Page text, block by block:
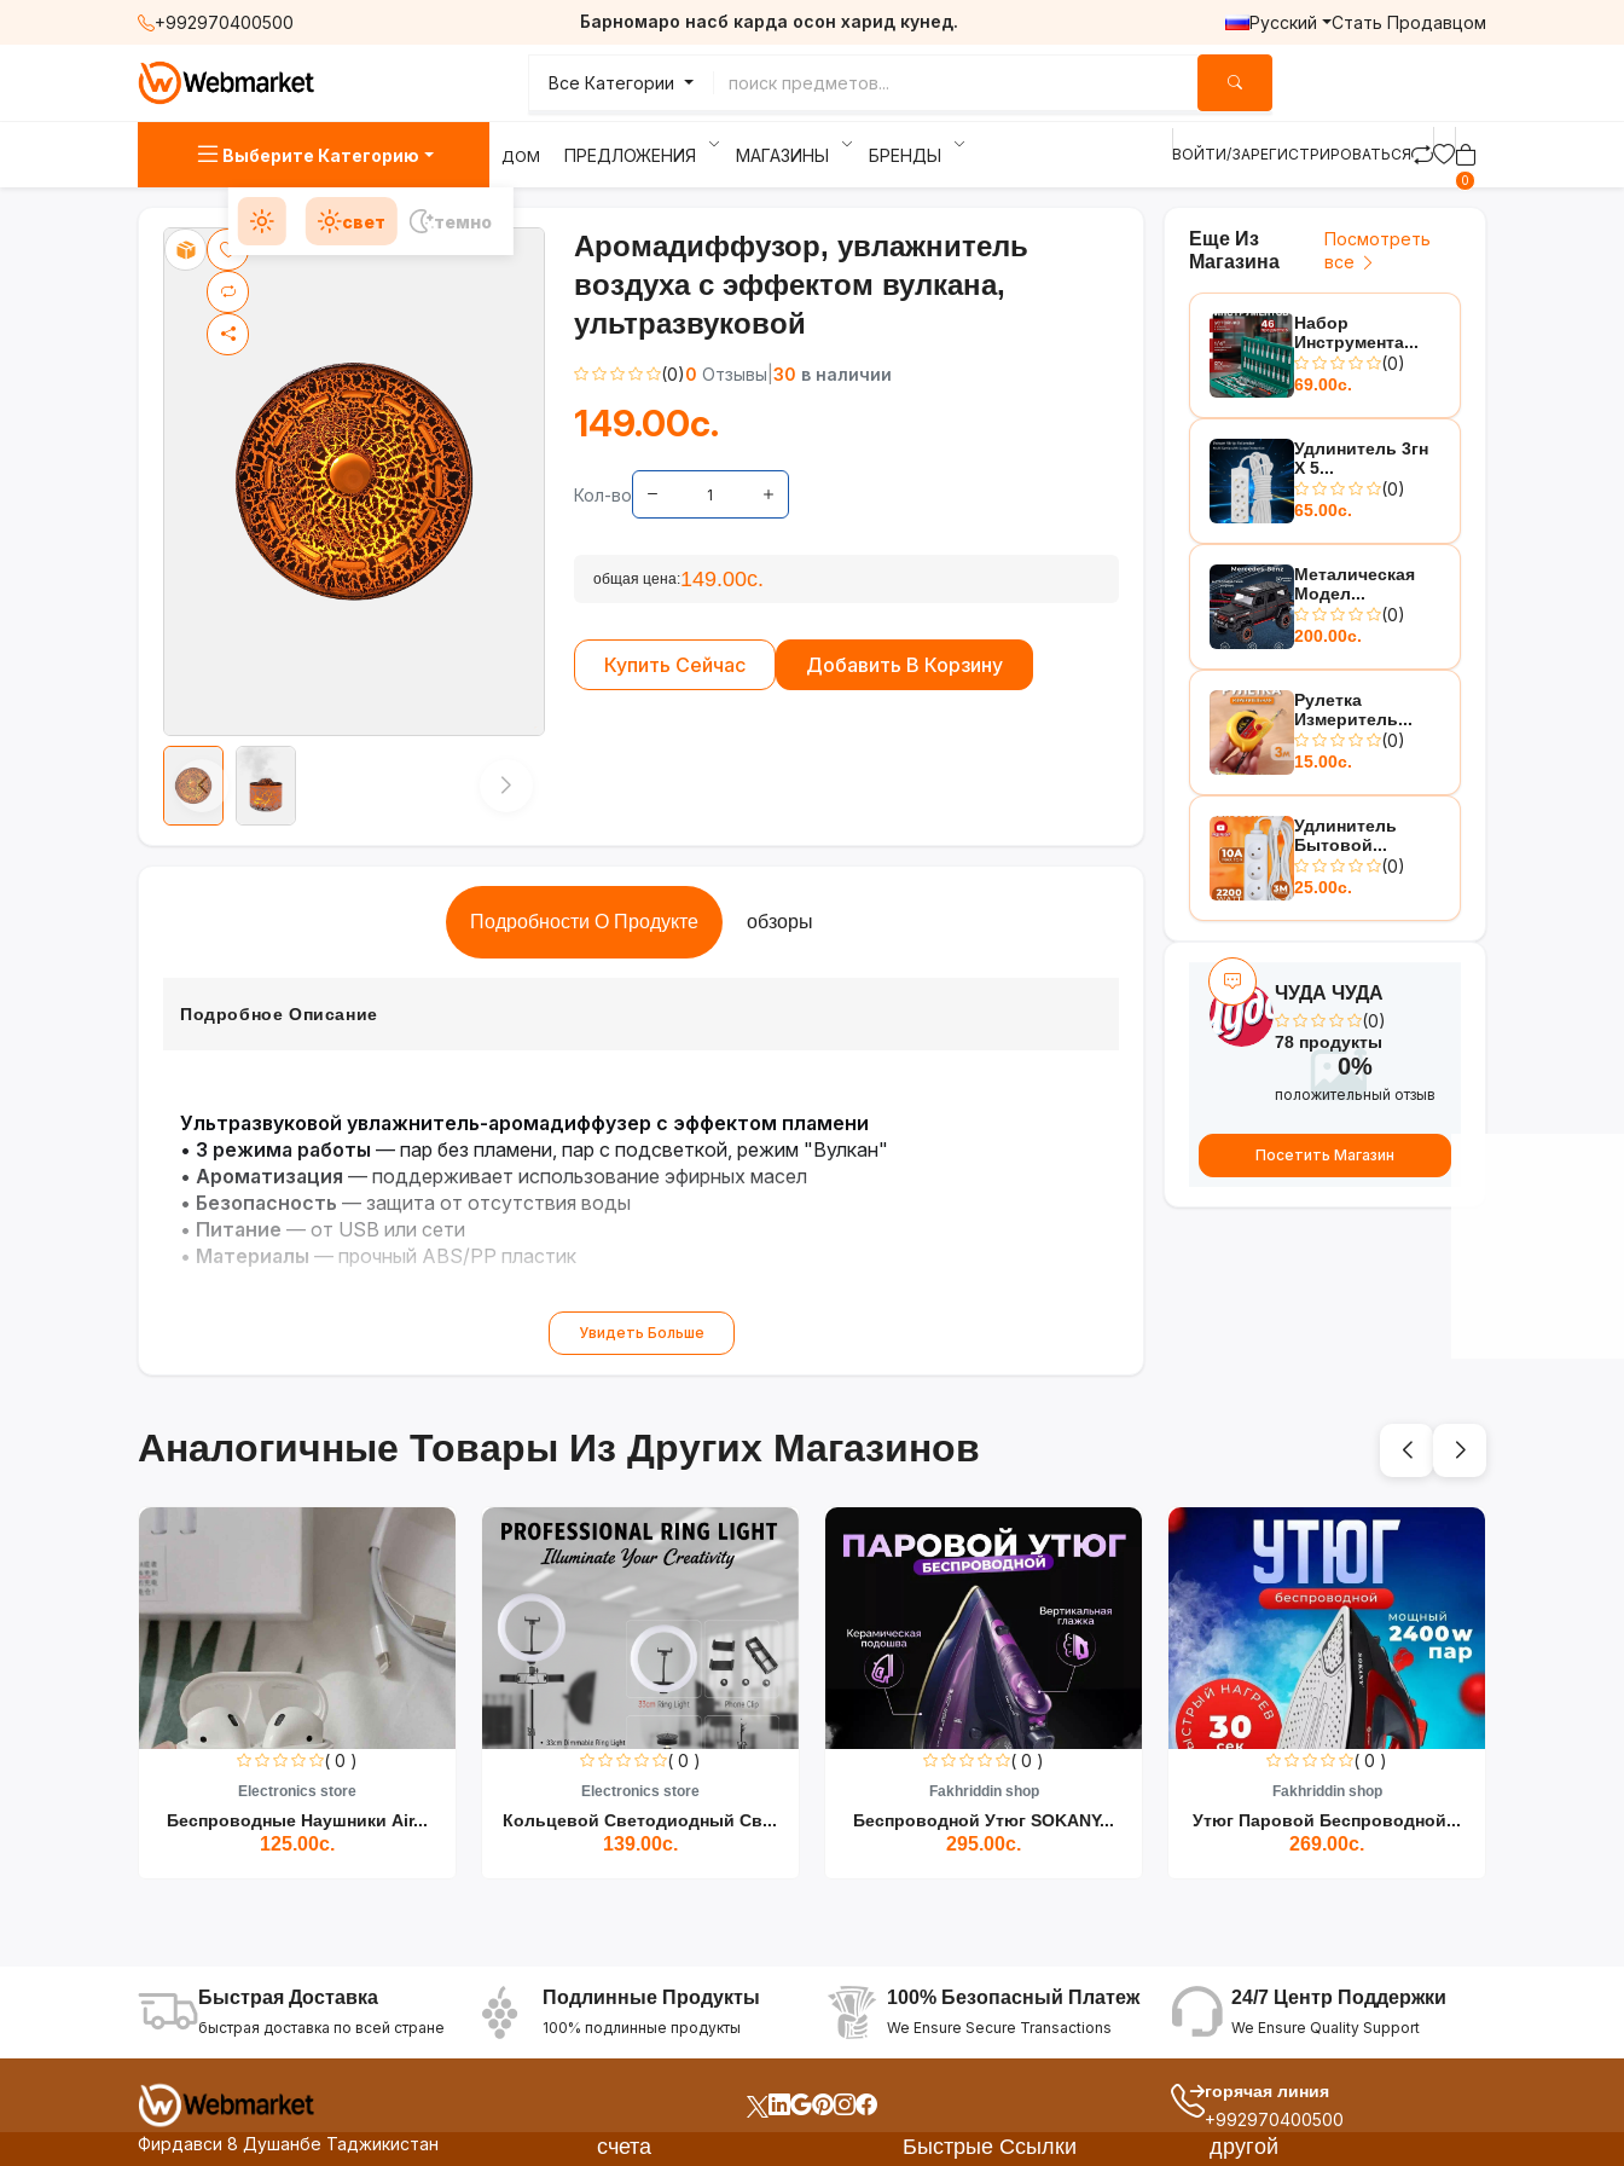
+992970400500 Барномаро насб карда осон харид кунед. Русский Стать Продавцом
Все Категории
Выберите Категорию ДОМ ПРЕДЛОЖЕНИЯ МАГАЗИНЫ БРЕНДЫ ВОЙТИ/ЗАРЕГИСТРИРОВАТЬСЯ
0
свет темно
Аромадиффузор, увлажнитель
воздуха с эффектом вулкана,
ультразвуковой
(0)0 Отзывы 30 в наличии
149.00с.
Кол-во
общая цена:149.00с.
Купить Сейчас Добавить В Корзину
Подробности О Продукте обзоры
Подробное Описание
Ультразвуковой увлажнитель-аромадиффузер с эффектом пламени
• 3 режима работы — пар без пламени, пар с подсветкой, режим "Вулкан"
• Ароматизация — поддерживает использование эфирных масел
• Безопасность — защита от отсутствия воды
• Питание — от USB или сети
• Материалы — прочный ABS/PP пластик
Увидеть Больше
Еще Из
Магазина
Посмотреть
все
Набор
Инструмента...
(0)
69.00с.
Удлинитель 3гн
Х 5...
(0)
65.00с.
Металическая
Модел...
(0)
200.00с.
Рулетка
Измеритель...
(0)
15.00с.
Удлинитель
Бытовой...
(0)
25.00с.
ЧУДА ЧУДА
(0)
78 продукты
0%
положительный отзыв
Посетить Магазин
Аналогичные Товары Из Других Магазинов
( 0 )
Electronics store
Беспроводные Наушники Air...
125.00с.
( 0 )
Electronics store
Кольцевой Светодиодный Св...
139.00с.
( 0 )
Fakhriddin shop
Беспроводной Утюг SOKANY...
295.00с.
( 0 )
Fakhriddin shop
Утюг Паровой Беспроводной...
269.00с.
Быстрая Доставка
быстрая доставка по всей стране
Подлинные Продукты
100% подлинные продукты
100% Безопасный Платеж
We Ensure Secure Transactions
24/7 Центр Поддержки
We Ensure Quality Support
горячая линия
+992970400500
Фирдавси 8 Душанбе Таджикистан
счета Быстрые Ссылки другой